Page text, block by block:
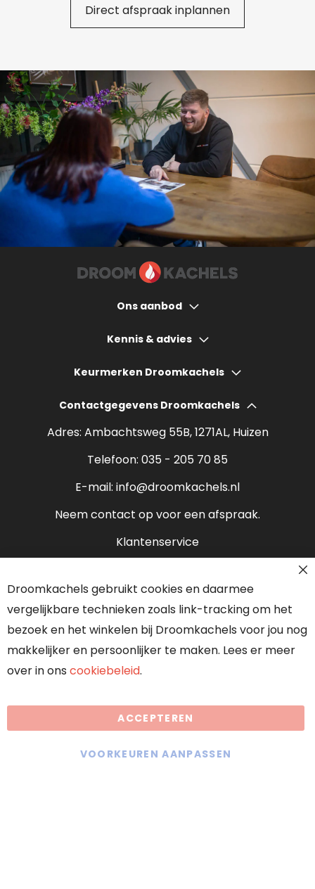
Direct afspraak inplannen
Ons aanbod
Houtkachels
Bio ethanol haarden
Sfeerhaarden
Open haard
Kennis & advies
Hoeveel bespaart een houtkachel?
Keurmerken Droomkachels
Contactgegevens Droomkachels
Adres: Ambachtsweg 55B, 1271AL, Huizen
Telefoon: 035 - 205 70 85
E-mail: info@droomkachels.nl
Neem contact op voor een afspraak.
Klantenservice
Over ons
Onze partners
Offerte aanvragen
Algemene voorwaarden
Droomkachels maakt gebruik vancookies
KVK: 70636117
BTW: NL858402889B01
Droomkachels gebruikt cookies en daarmee
vergelijkbare technieken zoals link-tracking om het
bezoek en het winkelen bij Droomkachels voor jou nog
makkelijker en persoonlijker te maken. Lees er meer
over in ons cookiebeleid.
ACCEPTEREN
VOORKEUREN AANPASSEN